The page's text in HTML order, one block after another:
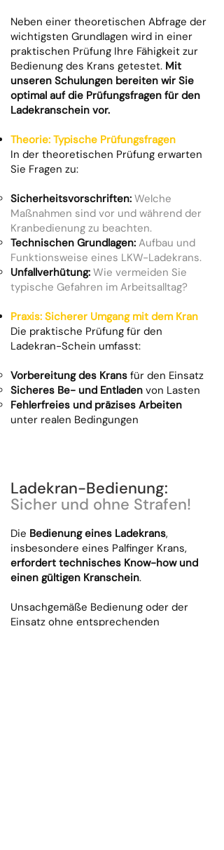
Neben einer theoretischen Abfrage der
wichtigsten Grundlagen wird in einer
praktischen Prüfung Ihre Fähigkeit zur
Bedienung des Krans getestet. Mit
unseren Schulungen bereiten wir Sie
optimal auf die Prüfungsfragen für den
Ladekranschein vor.
Theorie: Typische Prüfungsfragen
In der theoretischen Prüfung erwarten
Sie Fragen zu:
Sicherheitsvorschriften: Welche
Maßnahmen sind vor und während der
Kranbedienung zu beachten.
Technischen Grundlagen: Aufbau und
Funktionsweise eines LKW-Ladekrans.
Unfallverhütung: Wie vermeiden Sie
typische Gefahren im Arbeitsalltag?
Praxis: Sicherer Umgang mit dem Kran
Die praktische Prüfung für den
Ladekran-Schein umfasst:
Vorbereitung des Krans für den Einsatz
Sicheres Be- und Entladen von Lasten
Fehlerfreies und präzises Arbeiten
unter realen Bedingungen
Ladekran-Bedienung:
Sicher und ohne Strafen!
Die Bedienung eines Ladekrans,
insbesondere eines Palfinger Krans,
erfordert technisches Know-how und
einen gültigen Kranschein.
Unsachgemäße Bedienung oder der
Einsatz ohne entsprechenden